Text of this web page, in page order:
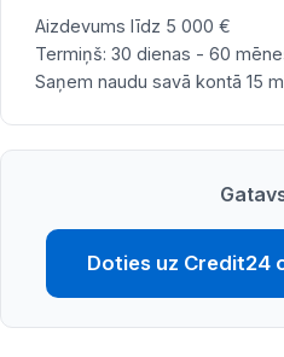
Aizdevums līdz 5 000 €
Termiņš: 30 dienas - 60
Saņem naudu savā kontā 15
Doties uz Credit24